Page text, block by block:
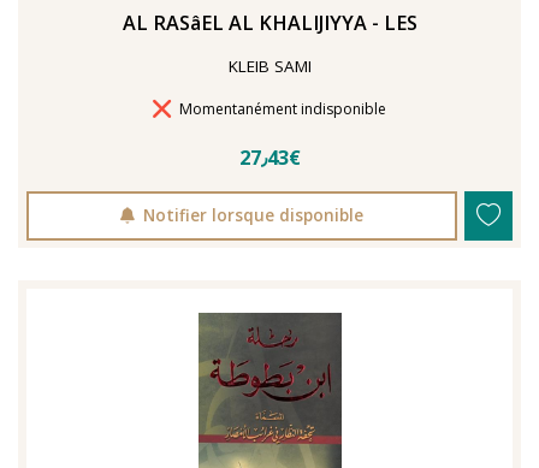
AL RASâEL AL KHALIJIYYA - LES
KLEIB SAMI
Délais de livraison
Momentanément indisponible
27٫43€
Notifier lorsque disponible